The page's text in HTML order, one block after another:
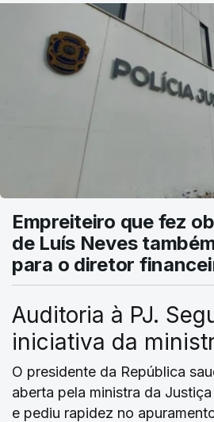
Empreiteiro que fez
de Luís Neves
para o diretor
Auditoria à PJ.
iniciativa da
O presidente da República
aberta pela ministra da
e pediu rapidez no